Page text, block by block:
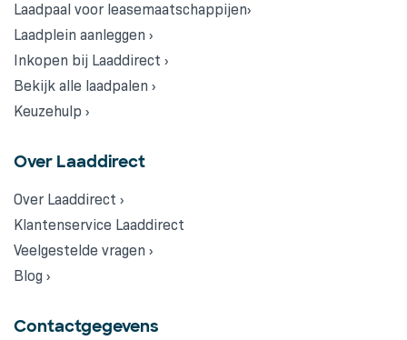
Laadpaal voor leasemaatschappijen›
Laadplein aanleggen ›
Inkopen bij Laaddirect ›
Bekijk alle laadpalen ›
Keuzehulp ›
Over Laaddirect
Over Laaddirect ›
Klantenservice Laaddirect
Veelgestelde vragen ›
Blog ›
Contactgegevens